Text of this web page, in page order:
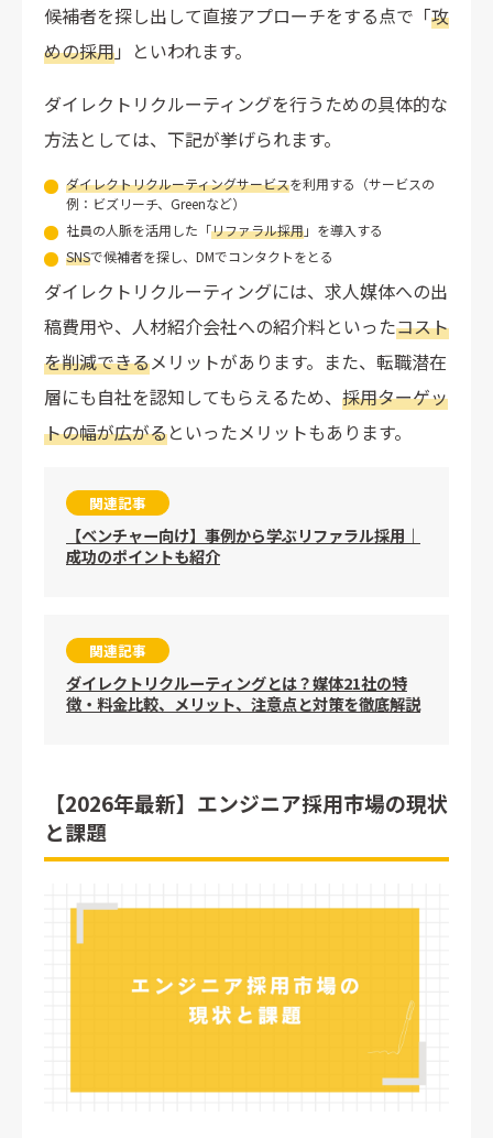
面接ではなく、まずは「カジュアル面談」に誘う
エンジニア専用の採用ピッチ資料を作成する
エンジニア採用のダイレクトリクルーティングでよく
現場との連携不足で選考が進まない
短期的な成果を求めすぎて挫折する
ジニア採用を
候補者を探し出して直接アプローチをする点で「攻
めの採用」といわれます。
ダイレクトリクルーティングを行うための具体的な
方法としては、下記が挙げられます。
ダイレクトリクルーティングサービスを利用する（サービスの
例：ビズリーチ、Greenなど）
社員の人脈を活用した「リファラル採用」を導入する
SNSで候補者を探し、DMでコンタクトをとる
ダイレクトリクルーティングには、求人媒体への出
稿費用や、人材紹介会社への紹介料といったコスト
を削減できるメリットがあります。また、転職潜在
層にも自社を認知してもらえるため、 採用ターゲッ
トの幅が広がるといったメリットもあります。
関連記事
【ベンチャー向け】事例から学ぶリファラル採用｜
成功のポイントも紹介
関連記事
ダイレクトリクルーティングとは？媒体21社の特
徴・料金比較、メリット、注意点と対策を徹底解説
【2026年最新】エンジニア採用市場の現状
と課題